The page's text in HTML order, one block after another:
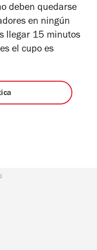
deben quedarse
en ningún
llegar 15 minutos
el cupo es